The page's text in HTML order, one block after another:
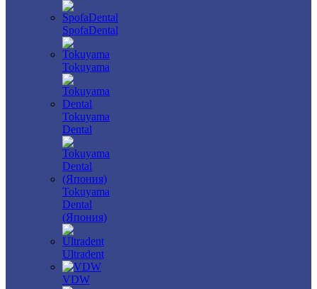
SpofaDental
Tokuyama
Tokuyama
Dental
Tokuyama
Dental
(Япония)
Ultradent
VDW